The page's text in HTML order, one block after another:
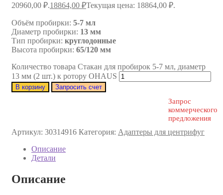
20960,00 ₽.18864,00 ₽Текущая цена: 18864,00 ₽.
Объём пробирки: 5-7 мл
Диаметр пробирки: 13 мм
Тип пробирки: круглодонные
Высота пробирки: 65/120 мм
Количество товара Стакан для пробирок 5-7 мл, диаметр
13 мм (2 шт.) к ротору OHAUS
В корзину Запросить счет
Запрос
коммерческого
предложения
Артикул: 30314916 Категория: Адаптеры для центрифуг
Описание
Детали
Описание